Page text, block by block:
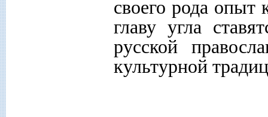
своего рода опыт
главу угла
русской
культурной